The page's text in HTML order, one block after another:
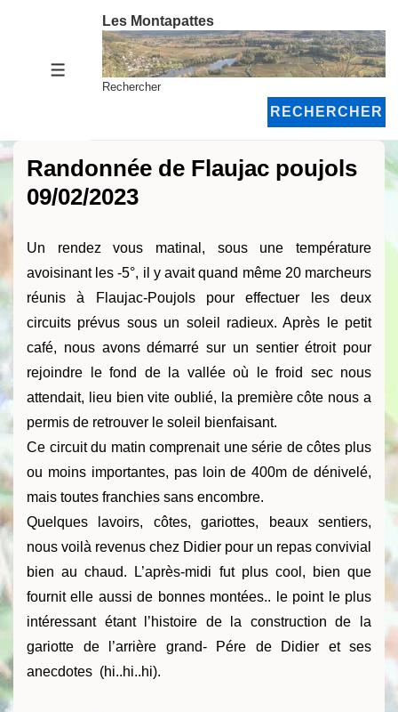
MENU
Les Montapattes
Rechercher
RECHERCHER
Randonnée de Flaujac poujols
09/02/2023
Un rendez vous matinal, sous une température
avoisinant les -5°, il y avait quand même 20 marcheurs
réunis à Flaujac-Poujols pour effectuer les deux
circuits prévus sous un soleil radieux. Après le petit
café, nous avons démarré sur un sentier étroit pour
rejoindre le fond de la vallée où le froid sec nous
attendait, lieu bien vite oublié, la première côte nous a
permis de retrouver le soleil bienfaisant.
Ce circuit du matin comprenait une série de côtes plus
ou moins importantes, pas loin de 400m de dénivelé,
mais toutes franchies sans encombre.
Quelques lavoirs, côtes, gariottes, beaux sentiers,
nous voilà revenus chez Didier pour un repas convivial
bien au chaud. L’après-midi fut plus cool, bien que
fournit elle aussi de bonnes montées.. le point le plus
intéressant étant l’histoire de la construction de la
gariotte de l’arrière grand- Pére de Didier et ses
anecdotes (hi..hi..hi).